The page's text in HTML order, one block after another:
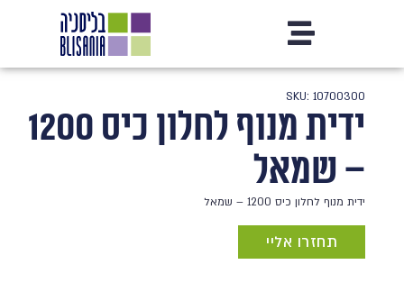
SKU: 10700300
ידית מנוף לחלון כיס 1200
– שמאל
ידית מנוף לחלון כיס 1200 – שמאל
תחזרו אליי